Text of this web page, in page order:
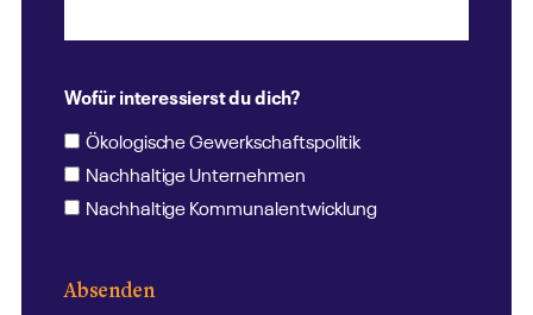
Wofür interessierst du dich?
Ökologische Gewerkschaftspolitik
Nachhaltige Unternehmen
Nachhaltige Kommunalentwicklung
Absenden